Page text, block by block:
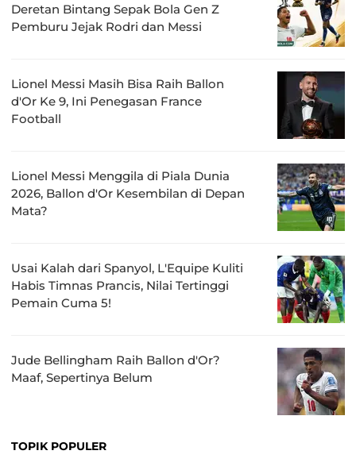
Deretan Bintang Sepak Bola Gen Z
Pemburu Jejak Rodri dan Messi
Lionel Messi Masih Bisa Raih Ballon
d'Or Ke 9, Ini Penegasan France
Football
Lionel Messi Menggila di Piala Dunia
2026, Ballon d'Or Kesembilan di Depan
Mata?
Usai Kalah dari Spanyol, L'Equipe Kuliti
Habis Timnas Prancis, Nilai Tertinggi
Pemain Cuma 5!
Jude Bellingham Raih Ballon d'Or?
Maaf, Sepertinya Belum
TOPIK POPULER